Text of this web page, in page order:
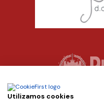
Utilizamos cookies